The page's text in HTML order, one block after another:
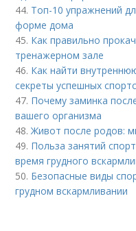
44. Топ-10 упражнений
форме дома
45. Как правильно
тренажерном зале
46. Как найти
секреты успешных
47. Почему заминка
вашего организма
48.Живот после родов:
49. Польза занятий
время грудного
50. Безопасные виды
грудном вскармливании